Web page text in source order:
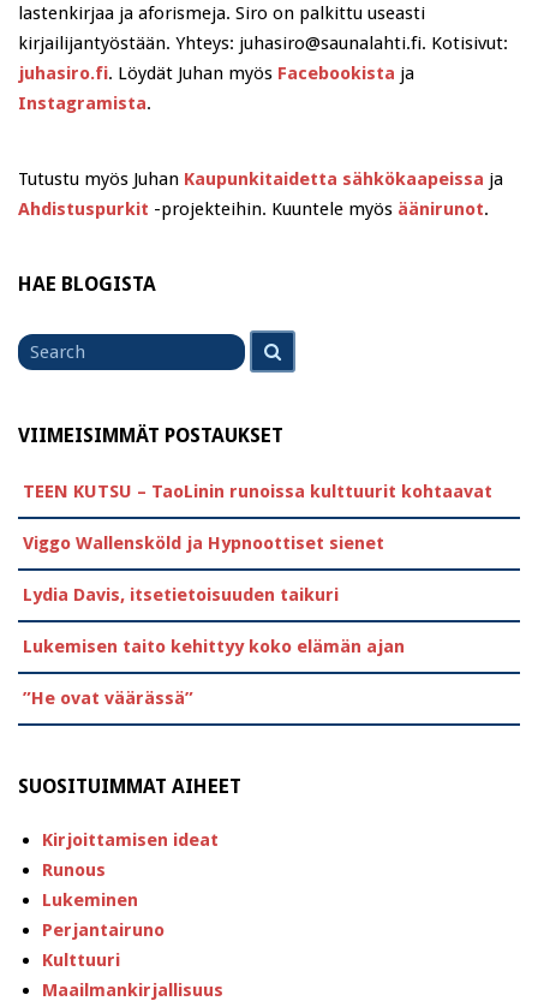
lastenkirjaa ja aforismeja. Siro on palkittu useasti
kirjailijantyöstään. Yhteys: juhasiro@saunalahti.fi. Kotisivut:
juhasiro.fi. Löydät Juhan myös Facebookista ja
Instagramista.
Tutustu myös Juhan Kaupunkitaidetta sähkökaapeissa ja
Ahdistuspurkit -projekteihin. Kuuntele myös äänirunot.
HAE BLOGISTA
Search
for
VIIMEISIMMÄT POSTAUKSET
TEEN KUTSU – TaoLinin runoissa kulttuurit kohtaavat
Viggo Wallensköld ja Hypnoottiset sienet
Lydia Davis, itsetietoisuuden taikuri
Lukemisen taito kehittyy koko elämän ajan
”He ovat väärässä”
SUOSITUIMMAT AIHEET
Kirjoittamisen ideat
Runous
Lukeminen
Perjantairuno
Kulttuuri
Maailmankirjallisuus